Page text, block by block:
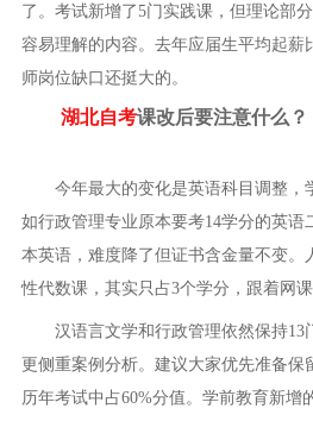
了。考试新增了5门实践课，但理论部
容易理解的内容。去年应届生平均起薪
师岗位缺口还挺大的。
湖北自考课改后要注意什么？
今年最大的变化是英语科目调整，
如行政管理专业原本要考14学分的英语
本英语，难度降了但证书含金量不变。
性代数课，其实只占3个学分，跟着网课
汉语言文学和行政管理依然保持13
更侧重案例分析。建议大家优先准备保
历年考试中占60%分值。学前教育新增